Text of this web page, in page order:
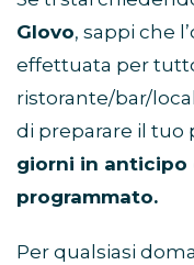
Glovo, sappi che
effettuata per
ristorante/bar/
di preparare il tuo
giorni in anticipo
programmato.
Per qualsiasi